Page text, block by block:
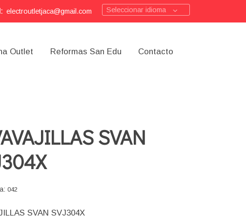
electroutletjaca@gmail.com Seleccionar idioma
Outlet Reformas San Edu Contacto
SVAN
042
SVAN SVJ304X